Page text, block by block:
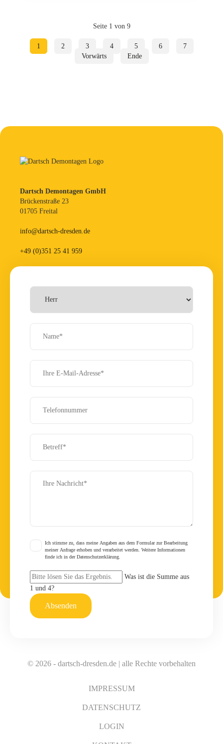
Seite 1 von 9
1 2 3 4 5 6
7
Vorwärts
Ende
Dartsch Demontagen GmbH
Brückenstraße 23
01705 Freital
info@dartsch-dresden.de
+49 (0)351 25 41 959
Ich stimme zu, dass meine Angaben aus dem Formular zur Bearbeitung
meiner Anfrage erhoben und verarbeitet werden. Weitere Informationen
finde ich in der Datenschutzerklärung.
Was ist die Summe aus
1 und 4?
Absenden
© 2026 - dartsch-dresden.de | alle Rechte vorbehalten
IMPRESSUM
DATENSCHUTZ
LOGIN